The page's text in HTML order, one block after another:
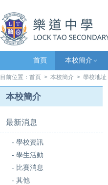
首頁 本校簡介
目前位置： 首頁 > 本校簡介 > 學校地址
本校簡介
最新消息
- 學校資訊
- 學生活動
- 比賽消息
- 其他